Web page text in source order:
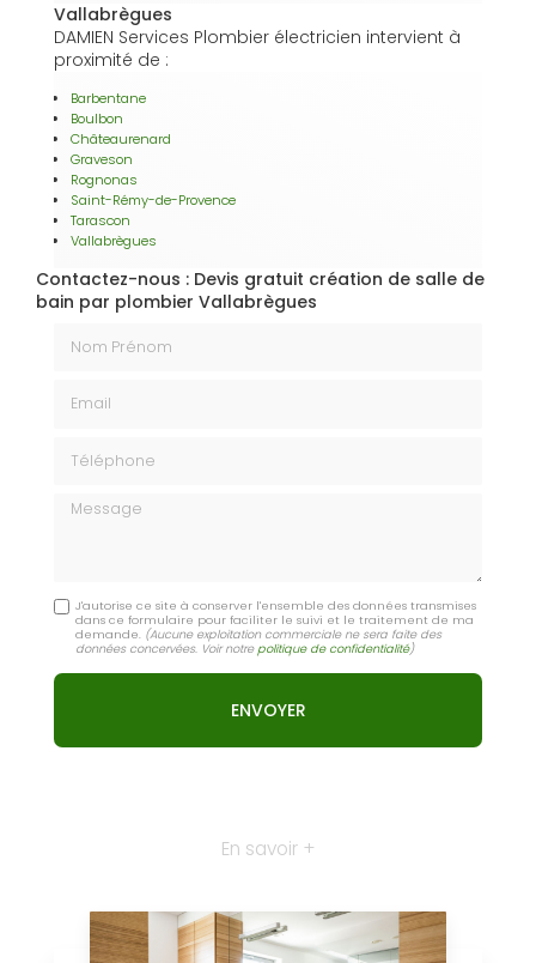
Vallabrègues
DAMIEN Services Plombier électricien intervient à
proximité de :
Barbentane
Boulbon
Châteaurenard
Graveson
Rognonas
Saint-Rémy-de-Provence
Tarascon
Vallabrègues
Contactez-nous : Devis gratuit création de salle de
bain par plombier Vallabrègues
Message
J'autorise ce site à conserver l'ensemble des données transmises
dans ce formulaire pour faciliter le suivi et le traitement de ma
demande. (Aucune exploitation commerciale ne sera faite des
données concervées. Voir notrepolitique de confidentialité)
En savoir +